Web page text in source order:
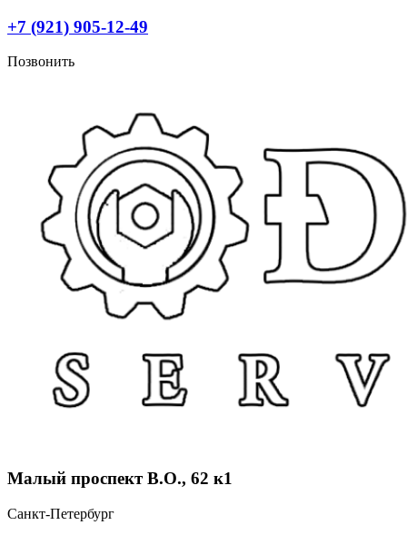
Перейти
содержимому
+7 (921) 905-12-49
Позвонить
Малый проспект В.О., 62 к1
Санкт-Петербург